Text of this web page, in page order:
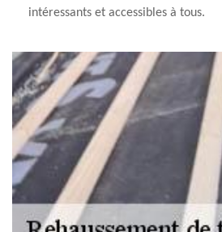
intéressants et accessibles à tous.